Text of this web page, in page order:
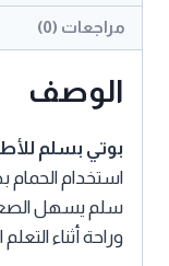
مراجعات (0)
الوصف
بوتي بسلم
استخدام
سلم يسهل
وراحة أثناء